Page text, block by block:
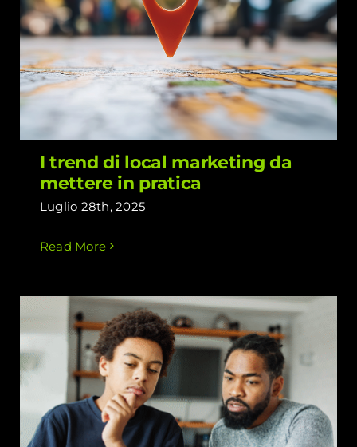
I trend di local marketing da mettere
in pratica
I trend di local marketing da
mettere in pratica
Luglio 28th, 2025
Read More
Come trovare velocemente studenti
per le tue lezioni private nella tua
zona